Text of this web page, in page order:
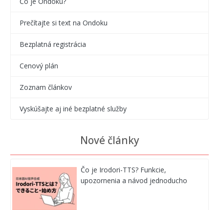
Prečítajte si text na Ondoku
Bezplatná registrácia
Cenový plán
Zoznam článkov
Vyskúšajte aj iné bezplatné služby
Nové články
Čo je Irodori-TTS? Funkcie,
upozornenia a návod jednoducho